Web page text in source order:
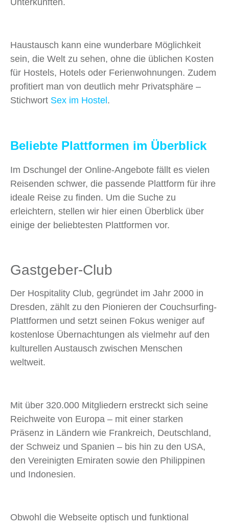
Unterkünften.
Haustausch kann eine wunderbare Möglichkeit
sein, die Welt zu sehen, ohne die üblichen Kosten
für Hostels, Hotels oder Ferienwohnungen. Zudem
profitiert man von deutlich mehr Privatsphäre –
Stichwort Sex im Hostel .
Beliebte Plattformen im Überblick
Im Dschungel der Online-Angebote fällt es vielen
Reisenden schwer, die passende Plattform für ihre
ideale Reise zu finden. Um die Suche zu
erleichtern, stellen wir hier einen Überblick über
einige der beliebtesten Plattformen vor.
Gastgeber-Club
Der Hospitality Club, gegründet im Jahr 2000 in
Dresden, zählt zu den Pionieren der Couchsurfing-
Plattformen und setzt seinen Fokus weniger auf
kostenlose Übernachtungen als vielmehr auf den
kulturellen Austausch zwischen Menschen
weltweit.
Mit über 320.000 Mitgliedern erstreckt sich seine
Reichweite von Europa – mit einer starken
Präsenz in Ländern wie Frankreich, Deutschland,
der Schweiz und Spanien – bis hin zu den USA,
den Vereinigten Emiraten sowie den Philippinen
und Indonesien.
Obwohl die Webseite optisch und funktional